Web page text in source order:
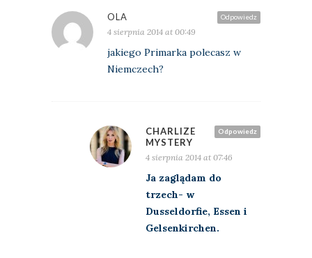
Odpowiedz
OLA
4 sierpnia 2014 at 00:49
jakiego Primarka polecasz w
Niemczech?
Odpowiedz
CHARLIZE
MYSTERY
4 sierpnia 2014 at 07:46
Ja zaglądam do
trzech- w
Dusseldorfie, Essen i
Gelsenkirchen.